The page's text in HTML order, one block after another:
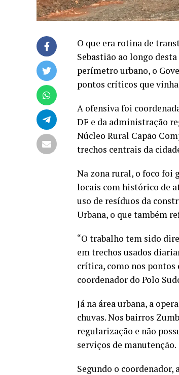
O que era rotina de
Sebastião ao longo
perímetro urbano, o
pontos críticos que
A ofensiva foi
DF e da administração
Núcleo Rural Capão
trechos centrais da
Na zona rural, o foco foi
locais com histórico de
uso de resíduos da
Urbana, o que também
“O trabalho tem sido
em trechos usados
crítica, como nos pontos
coordenador do Polo
Já na área urbana, a
chuvas. Nos bairros
regularização e não
serviços de manutenção.
Segundo o coordenador,